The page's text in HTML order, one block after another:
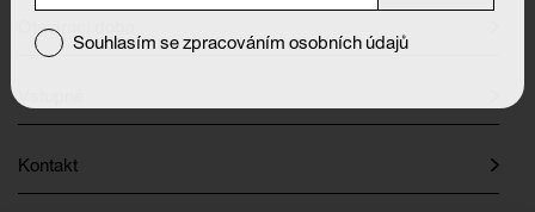
Otevírací doba
Kontakt
Souhlasím se zpracováním osobních údajů